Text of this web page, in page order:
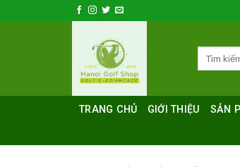
qua
TRANG CHỦ GIỚI THIỆU SẢN